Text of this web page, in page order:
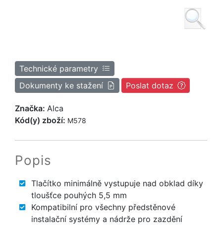
Technické parametry
Dokumenty ke stažení
Poslat dotaz
Značka: Alca
Kód(y) zboží: M578
Popis
Tlačítko minimálně vystupuje nad obklad díky
tloušťce pouhých 5,5 mm
Kompatibilní pro všechny předstěnové
instalační systémy a nádrže pro zazdění